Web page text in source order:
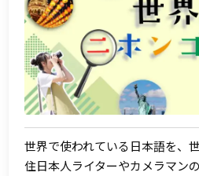
世界で使われている日本語を、
住日本人ライターやカメラマン